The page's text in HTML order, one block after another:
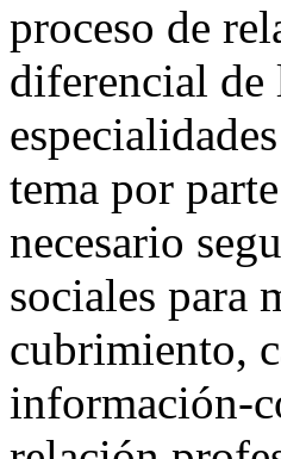
proceso de
diferencial de
tema por
necesario
sociales para
cubrimiento,
información-